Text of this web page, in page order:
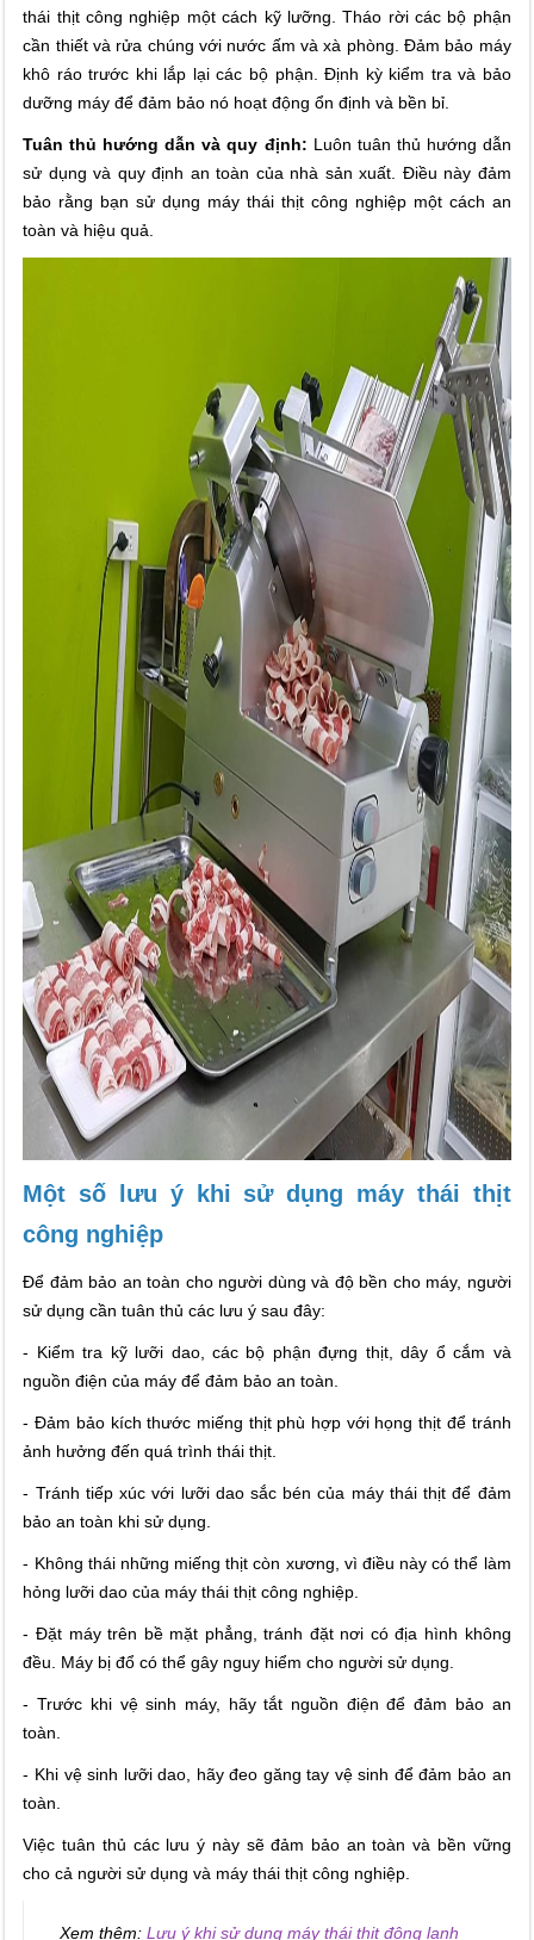
thái thịt công nghiệp một cách kỹ lưỡng. Tháo rời các bộ phận
cần thiết và rửa chúng với nước ấm và xà phòng. Đảm bảo máy
khô ráo trước khi lắp lại các bộ phận. Định kỳ kiểm tra và bảo
dưỡng máy để đảm bảo nó hoạt động ổn định và bền bỉ.
Tuân thủ hướng dẫn và quy định: Luôn tuân thủ hướng dẫn
sử dụng và quy định an toàn của nhà sản xuất. Điều này đảm
bảo rằng bạn sử dụng máy thái thịt công nghiệp một cách an
toàn và hiệu quả.
Một số lưu ý khi sử dụng máy thái thịt
công nghiệp
Để đảm bảo an toàn cho người dùng và độ bền cho máy, người
sử dụng cần tuân thủ các lưu ý sau đây:
- Kiểm tra kỹ lưỡi dao, các bộ phận đựng thịt, dây ổ cắm và
nguồn điện của máy để đảm bảo an toàn.
- Đảm bảo kích thước miếng thịt phù hợp với họng thịt để tránh
ảnh hưởng đến quá trình thái thịt.
- Tránh tiếp xúc với lưỡi dao sắc bén của máy thái thịt để đảm
bảo an toàn khi sử dụng.
- Không thái những miếng thịt còn xương, vì điều này có thể làm
hỏng lưỡi dao của máy thái thịt công nghiệp.
- Đặt máy trên bề mặt phẳng, tránh đặt nơi có địa hình không
đều. Máy bị đổ có thể gây nguy hiểm cho người sử dụng.
- Trước khi vệ sinh máy, hãy tắt nguồn điện để đảm bảo an
toàn.
- Khi vệ sinh lưỡi dao, hãy đeo găng tay vệ sinh để đảm bảo an
toàn.
Việc tuân thủ các lưu ý này sẽ đảm bảo an toàn và bền vững
cho cả người sử dụng và máy thái thịt công nghiệp.
Xem thêm:Lưu ý khi sử dụng máy thái thịt đông lạnh